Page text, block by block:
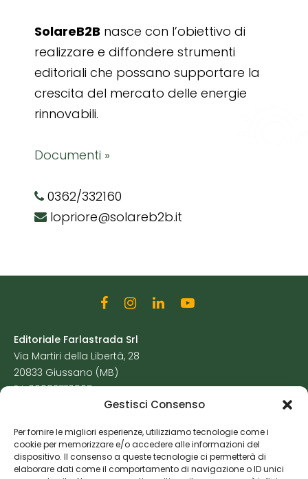
Gestisci Consenso
Per fornire le migliori esperienze, utilizziamo tecnologie come i
cookie per memorizzare e/o accedere alle informazioni del
dispositivo. Il consenso a queste tecnologie ci permetterà di
elaborare dati come il comportamento di navigazione o ID unici
SolareB2B nasce con l’obiettivo di
realizzare e diffondere strumenti
editoriali che possano supportare la
crescita del mercato delle energie
rinnovabili.
Documenti »
0362/332160
lopriore@solareb2b.it
Editoriale Farlastrada Srl
Via Martiri della Libertà, 28
20833 Giussano (MB)
P.I. 06982770965
Cookie Policy
Risorse Aggiuntive